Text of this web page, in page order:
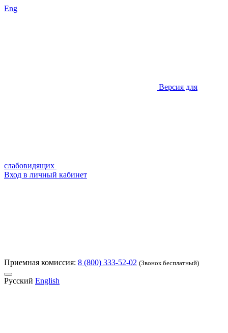
Eng
Версия для
слабовидящих
Вход в личный кабинет
Приемная комиссия: 8 (800) 333-52-02 (Звонок бесплатный)
Русский English